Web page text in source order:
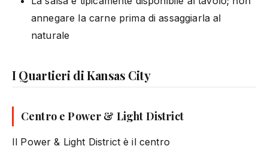
annegare la carne prima di assaggiarla al
naturale
I Quartieri di Kansas City
Centro e Power & Light District
Il Power & Light District è il centro